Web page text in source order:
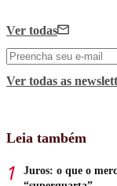
Ver todas
Ver todas as
Leia também
Juros: o que o